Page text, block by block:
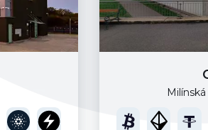
Milínská